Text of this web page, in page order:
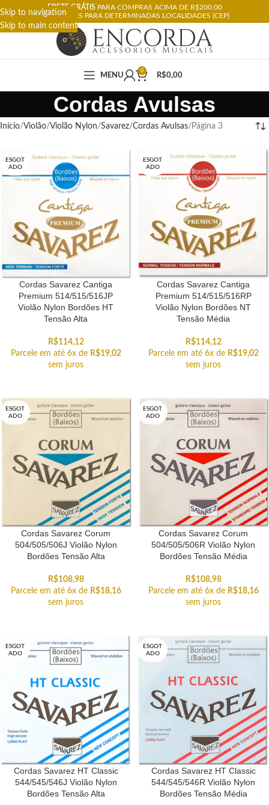
Skip to navigation
Skip to main content
FRETE GRÁTIS PARA COMPRAS ACIMA DE R$200,00
RESTRIÇÕES PARA DETERMINADAS LOCALIDADES (CEP)
MENU
0
R$0,00
Cordas Avulsas
Início Violão Violão Nylon Savarez Cordas Avulsas Página 3
ESGOT
ADO
Cordas Savarez Cantiga
Premium 514/515/516JP
Violão Nylon Bordões HT
Tensão Alta
R$114,12
Parcele em até 6x de R$19,02
sem juros
ESGOT
ADO
Cordas Savarez Cantiga
Premium 514/515/516RP
Violão Nylon Bordões NT
Tensão Média
R$114,12
Parcele em até 6x de R$19,02
sem juros
ESGOT
ADO
Cordas Savarez Corum
504/505/506J Violão Nylon
Bordões Tensão Alta
R$108,98
Parcele em até 6x de R$18,16
sem juros
ESGOT
ADO
Cordas Savarez Corum
504/505/506R Violão Nylon
Bordões Tensão Média
R$108,98
Parcele em até 6x de R$18,16
sem juros
ESGOT
ADO
Cordas Savarez HT Classic
544/545/546J Violão Nylon
Bordões Tensão Alta
ESGOT
ADO
Cordas Savarez HT Classic
544/545/546R Violão Nylon
Bordões Tensão Média